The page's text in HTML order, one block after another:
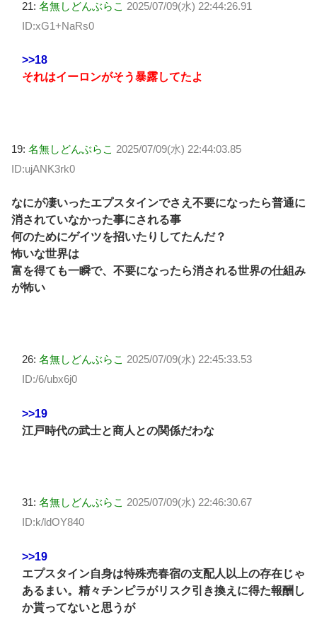
21: 名無しどんぶらこ 2025/07/09(水) 22:44:26.91
ID:xG1+NaRs0
>>18
それはイーロンがそう暴露してたよ
19: 名無しどんぶらこ 2025/07/09(水) 22:44:03.85
ID:ujANK3rk0
なにが凄いったエプスタインでさえ不要になったら普通に
消されていなかった事にされる事
何のためにゲイツを招いたりしてたんだ？
怖いな世界は
富を得ても一瞬で、不要になったら消される世界の仕組み
が怖い
26: 名無しどんぶらこ 2025/07/09(水) 22:45:33.53
ID:/6/ubx6j0
>>19
江戸時代の武士と商人との関係だわな
31: 名無しどんぶらこ 2025/07/09(水) 22:46:30.67
ID:k/ldOY840
>>19
エプスタイン自身は特殊売春宿の支配人以上の存在じゃ
あるまい。精々チンピラがリスク引き換えに得た報酬し
か貰ってないと思うが